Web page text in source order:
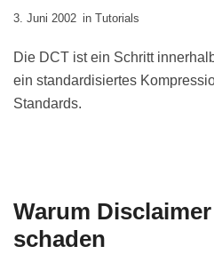
3. Juni 2002 in Tutorials
Die DCT ist ein Schritt
ein standardisiertes
Standards.
Warum
schaden